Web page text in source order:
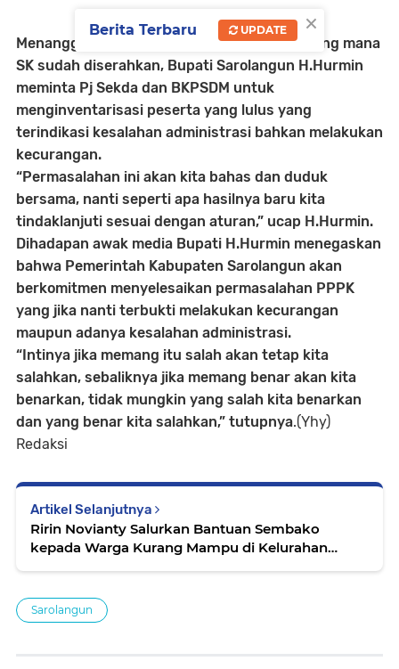
Menanggapi permasalahan. PPPK tahap II yang mana
SK sudah diserahkan, Bupati Sarolangun H.Hurmin
meminta Pj Sekda dan BKPSDM untuk
menginventarisasi peserta yang lulus yang
terindikasi kesalahan administrasi bahkan melakukan
kecurangan.
“Permasalahan ini akan kita bahas dan duduk
bersama, nanti seperti apa hasilnya baru kita
tindaklanjuti sesuai dengan aturan,” ucap H.Hurmin.
Dihadapan awak media Bupati H.Hurmin menegaskan
bahwa Pemerintah Kabupaten Sarolangun akan
berkomitmen menyelesaikan permasalahan PPPK
yang jika nanti terbukti melakukan kecurangan
maupun adanya kesalahan administrasi.
“Intinya jika memang itu salah akan tetap kita
salahkan, sebaliknya jika memang benar akan kita
benarkan, tidak mungkin yang salah kita benarkan
dan yang benar kita salahkan,” tutupnya.(Yhy)
Redaksi
Artikel Selanjutnya
Ririn Novianty Salurkan Bantuan Sembako
kepada Warga Kurang Mampu di Kelurahan
Sarolangun
×
Berita Terbaru UPDATE